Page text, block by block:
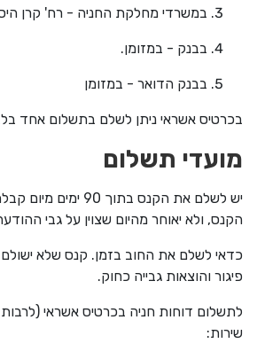
במשרדי מחלקת החניה - רח' קרן היסוד 18 כפר
בבנק - במזומן.
בבנק הדואר - במזומן
בכרטיס אשראי ניתן לשלם בתשלום אחד
מועדי תשלום
יש לשלם את הקנס בתוך
הקנס, ולא יאוחר מהיום שצוין על גבי
כדאי לשלם את החוב בזמן. קנס שלא
פיגור והוצאות גבייה כחוק.
לתשלום דוחות חניה בכרטיס אשראי (לרבות
שירות: